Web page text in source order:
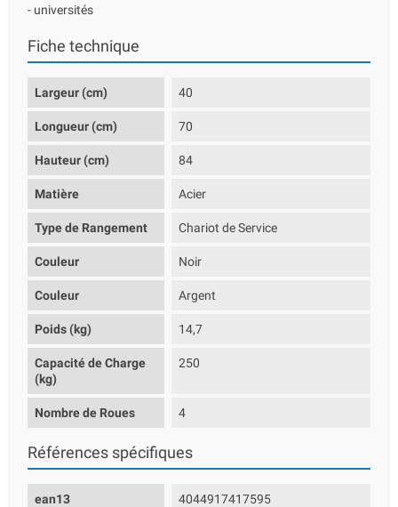
- universités
Fiche technique
Largeur (cm) 40
Longueur (cm) 70
Hauteur (cm) 84
Matière Acier
Type de Rangement Chariot de Service
Couleur Noir
Couleur Argent
Poids (kg) 14,7
Capacité de Charge
(kg)
250
Nombre de Roues 4
Références spécifiques
ean13 4044917417595